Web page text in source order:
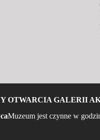
OTWARCIA GALERII
Muzeum jest czynne w